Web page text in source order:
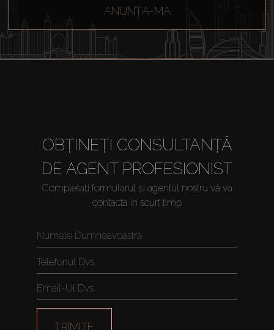
ANUNȚA-MA
OBȚINEȚI CONSULTANȚĂ
DE AGENT PROFESIONIST
Completați formularul și agentul nostru vă va
contacta în scurt timp
TRIMITE